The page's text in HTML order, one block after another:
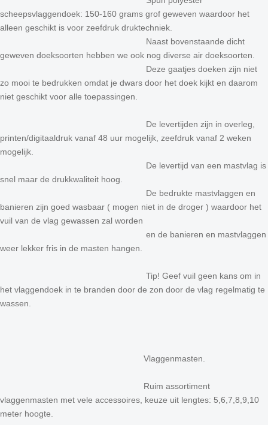
scheepsvlaggendoek: 150-160 grams grof geweven waardoor het
alleen geschikt is voor zeefdruk druktechniek.
Naast bovenstaande dicht
geweven doeksoorten hebben we ook nog diverse air doeksoorten.
Deze gaatjes doeken zijn niet
zo mooi te bedrukken omdat je dwars door het doek kijkt en daarom
niet geschikt voor alle toepassingen.
De levertijden zijn in overleg,
printen/digitaaldruk vanaf 48 uur mogelijk, zeefdruk vanaf 2 weken
mogelijk.
De levertijd van een mastvlag is
snel maar de drukkwaliteit hoog.
De bedrukte mastvlaggen en
banieren zijn goed wasbaar ( mogen niet in de droger ) waardoor het
vuil van de vlag gewassen zal worden
en de banieren en mastvlaggen
weer lekker fris in de masten hangen.
Tip! Geef vuil geen kans om in
het vlaggendoek in te branden door de zon door de vlag regelmatig te
wassen.
Vlaggenmasten.
Ruim assortiment
vlaggenmasten met vele accessoires, keuze uit lengtes: 5,6,7,8,9,10
meter hoogte.